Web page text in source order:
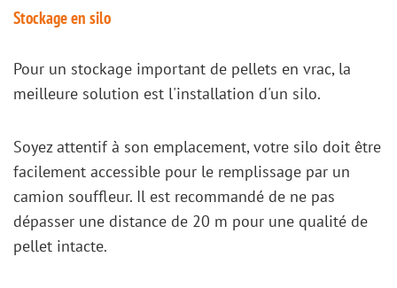
Stockage en silo
Pour un stockage important de pellets en vrac, la
meilleure solution est l'installation d'un silo.
Soyez attentif à son emplacement, votre silo doit être
facilement accessible pour le remplissage par un
camion souffleur. Il est recommandé de ne pas
dépasser une distance de 20 m pour une qualité de
pellet intacte.